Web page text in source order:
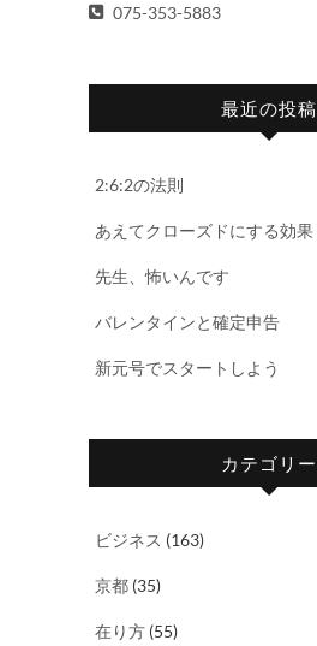
075-353-5883
最近の投稿
2:6:2の法則
あえてクローズドにする効果
先生、怖いんです
バレンタインと確定申告
新元号でスタートしよう
カテゴリー
ビジネス (163)
京都 (35)
在り方 (55)